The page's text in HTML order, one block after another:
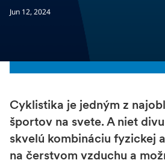
Jun 12, 2024
Cyklistika je jedným z
športov na svete. A niet
skvelú kombináciu fyzickej
na čerstvom vzduchu a